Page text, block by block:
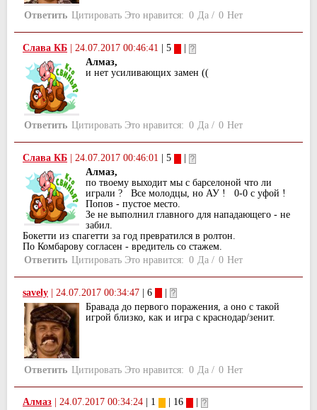
Ответить Цитировать Это нравится: 0 Да / 0 Нет
Слава КБ 24.07.2017 00:46:41 | 5
Алмаз,
и нет усиливающих замен ((
Ответить Цитировать Это нравится: 0 Да / 0 Нет
Слава КБ 24.07.2017 00:46:01 | 5
Алмаз,
по твоему выходит мы с барселоной что ли
играли ? Все молодцы, но АУ ! 0-0 с уфой !
Попов - пустое место.
Зе не выполнил главного для нападающего - не
забил.
Бокетти из спагетти за год превратился в ролтон.
По Комбарову согласен - вредитель со стажем.
Ответить Цитировать Это нравится: 0 Да / 0 Нет
savely | 24.07.2017 00:34:47 | 6
|
Бравада до первого поражения, а оно с такой
игрой близко, как и игра с краснодар/зенит.
Ответить Цитировать Это нравится: 0 Да / 0 Нет
Алмаз 24.07.2017 00:34:24 | 1 | 16